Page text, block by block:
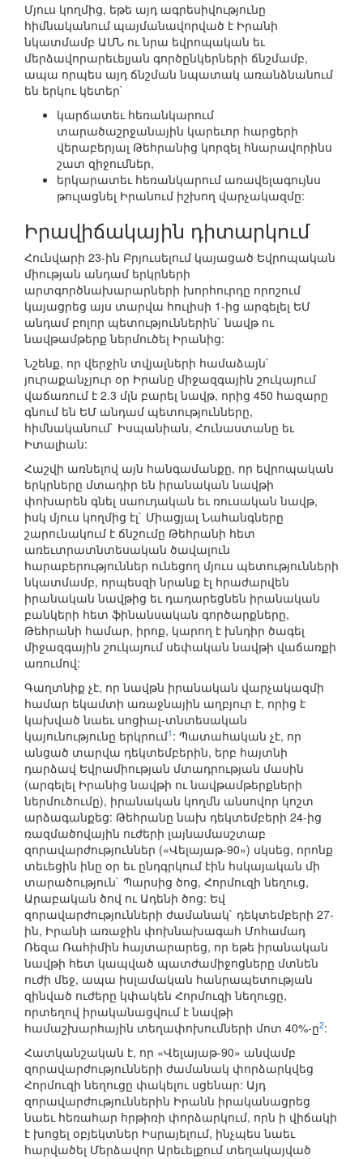
Մյուս կողմից, եթե այդ ագրեսիվությունը
հիմնականում պայմանավորված է Իրանի
նկատմամբ ԱՄՆ ու նրա եվրոպական եւ
մերձավորարեւելյան գործընկերների ճնշմամբ,
ապա որպես այդ ճնշման նպատակ առանձնանում
են երկու կետեր`
կարճատեւ հեռանկարում
տարածաշրջանային կարեւոր հարցերի
վերաբերյալ Թեհրանից կորզել հնարավորինս
շատ զիջումներ,
երկարատեւ հեռանկարում առավելագույնս
թուլացնել Իրանում իշխող վարչակազմը:
Իրավիճակային դիտարկում
Հունվարի 23-ին Բրյուսելում կայացած Եվրոպական
միության անդամ երկրների
արտգործնախարարների խորհուրդը որոշում
կայացրեց այս տարվա հուլիսի 1-ից արգելել ԵՄ
անդամ բոլոր պետություններին` նավթ ու
նավթամթերք ներմուծել Իրանից:
Նշենք, որ վերջին տվյալների համաձայն`
յուրաքանչյուր օր Իրանը միջազգային շուկայում
վաճառում է 2.3 մլն բարել նավթ, որից 450 հազարը
գնում են ԵՄ անդամ պետությունները,
հիմնականում` Իսպանիան, Հունաստանը եւ
Իտալիան:
Հաշվի առնելով այն հանգամանքը, որ եվրոպական
երկրները մտադիր են իրանական նավթի
փոխարեն գնել սաուդական եւ ռուսական նավթ,
իսկ մյուս կողմից էլ` Միացյալ Նահանգները
շարունակում է ճնշումը Թեհրանի հետ
առեւտրատնտեսական ծավալուն
հարաբերություններ ունեցող մյուս պետությունների
նկատմամբ, որպեսզի նրանք էլ հրաժարվեն
իրանական նավթից եւ դադարեցնեն իրանական
բանկերի հետ ֆինանսական գործարքները,
Թեհրանի համար, իրոք, կարող է խնդիր ծագել
միջազգային շուկայում սեփական նավթի վաճառքի
առումով:
Գաղտնիք չէ, որ նավթն իրանական վարչակազմի
համար եկամտի առաջնային աղբյուր է, որից է
կախված նաեւ սոցիալ-տնտեսական
կայունությունը երկրում1 : Պատահական չէ, որ
անցած տարվա դեկտեմբերին, երբ հայտնի
դարձավ Եվրամիության մտադրության մասին
(արգելել Իրանից նավթի ու նավթամթերքների
ներմուծումը), իրանական կողմն անսովոր կոշտ
արձագանքեց: Թեհրանը նախ դեկտեմբերի 24-ից
ռազմածովային ուժերի լայնամասշտաբ
զորավարժություններ («Վելայաթ-90») սկսեց, որոնք
տեւեցին ինը օր եւ ընդգրկում էին հսկայական մի
տարածություն` Պարսից ծոց, Հորմուզի նեղուց,
Արաբական ծով ու Ադենի ծոց: Եվ
զորավարժությունների ժամանակ` դեկտեմբերի 27-
ին, Իրանի առաջին փոխնախագահ Մոհամադ
Ռեզա Ռահիմին հայտարարեց, որ եթե իրանական
նավթի հետ կապված պատժամիջոցները մտնեն
ուժի մեջ, ապա իսլամական հանրապետության
զինված ուժերը կփակեն Հորմուզի նեղուցը,
որտեղով իրականացվում է նավթի
համաշխարհային տեղափոխումների մոտ 40%-ը2:
Հատկանշական է, որ «Վելայաթ-90» անվամբ
զորավարժությունների ժամանակ փորձարկվեց
Հորմուզի նեղուցը փակելու սցենար: Այդ
զորավարժություններին Իրանն իրականացրեց
նաեւ հեռահար հրթիռի փորձարկում, որն ի վիճակի
է խոցել օբյեկտներ Իսրայելում, ինչպես նաեւ
հարվածել Մերձավոր Արեւելքում տեղակայված